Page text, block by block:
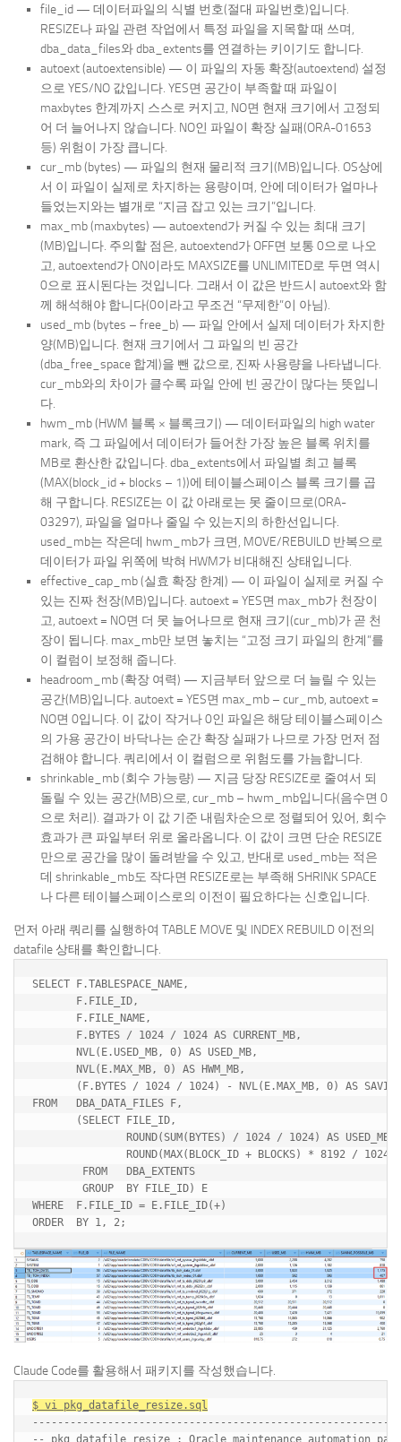
file_id — 데이터파일의 식별 번호(절대 파일번호)입니다.
RESIZE나 파일 관련 작업에서 특정 파일을 지목할 때 쓰며,
dba_data_files와 dba_extents를 연결하는 키이기도 합니다.
autoext (autoextensible) — 이 파일의 자동 확장(autoextend) 설정
으로 YES/NO 값입니다. YES면 공간이 부족할 때 파일이
maxbytes 한계까지 스스로 커지고, NO면 현재 크기에서 고정되
어 더 늘어나지 않습니다. NO인 파일이 확장 실패(ORA-01653
등) 위험이 가장 큽니다.
cur_mb (bytes) — 파일의 현재 물리적 크기(MB)입니다. OS상에
서 이 파일이 실제로 차지하는 용량이며, 안에 데이터가 얼마나
들었는지와는 별개로 “지금 잡고 있는 크기”입니다.
max_mb (maxbytes) — autoextend가 커질 수 있는 최대 크기
(MB)입니다. 주의할 점은, autoextend가 OFF면 보통 0으로 나오
고, autoextend가 ON이라도 MAXSIZE를 UNLIMITED로 두면 역시
0으로 표시된다는 것입니다. 그래서 이 값은 반드시 autoext와 함
께 해석해야 합니다(0이라고 무조건 “무제한”이 아님).
used_mb (bytes – free_b) — 파일 안에서 실제 데이터가 차지한
양(MB)입니다. 현재 크기에서 그 파일의 빈 공간
(dba_free_space 합계)을 뺀 값으로, 진짜 사용량을 나타냅니다.
cur_mb와의 차이가 클수록 파일 안에 빈 공간이 많다는 뜻입니
다.
hwm_mb (HWM 블록 × 블록크기) — 데이터파일의 high water
mark, 즉 그 파일에서 데이터가 들어찬 가장 높은 블록 위치를
MB로 환산한 값입니다. dba_extents에서 파일별 최고 블록
(MAX(block_id + blocks – 1))에 테이블스페이스 블록 크기를 곱
해 구합니다. RESIZE는 이 값 아래로는 못 줄이므로(ORA-
03297), 파일을 얼마나 줄일 수 있는지의 하한선입니다.
used_mb는 작은데 hwm_mb가 크면, MOVE/REBUILD 반복으로
데이터가 파일 위쪽에 박혀 HWM가 비대해진 상태입니다.
effective_cap_mb (실효 확장 한계) — 이 파일이 실제로 커질 수
있는 진짜 천장(MB)입니다. autoext = YES면 max_mb가 천장이
고, autoext = NO면 더 못 늘어나므로 현재 크기(cur_mb)가 곧 천
장이 됩니다. max_mb만 보면 놓치는 “고정 크기 파일의 한계”를
이 컬럼이 보정해 줍니다.
headroom_mb (확장 여력) — 지금부터 앞으로 더 늘릴 수 있는
공간(MB)입니다. autoext = YES면 max_mb – cur_mb, autoext =
NO면 0입니다. 이 값이 작거나 0인 파일은 해당 테이블스페이스
의 가용 공간이 바닥나는 순간 확장 실패가 나므로 가장 먼저 점
검해야 합니다. 쿼리에서 이 컬럼으로 위험도를 가늠합니다.
shrinkable_mb (회수 가능량) — 지금 당장 RESIZE로 줄여서 되
돌릴 수 있는 공간(MB)으로, cur_mb – hwm_mb입니다(음수면 0
으로 처리). 결과가 이 값 기준 내림차순으로 정렬되어 있어, 회수
효과가 큰 파일부터 위로 올라옵니다. 이 값이 크면 단순 RESIZE
만으로 공간을 많이 돌려받을 수 있고, 반대로 used_mb는 적은
데 shrinkable_mb도 작다면 RESIZE로는 부족해 SHRINK SPACE
나 다른 테이블스페이스로의 이전이 필요하다는 신호입니다.
먼저 아래 쿼리를 실행하여 TABLE MOVE 및 INDEX REBUILD 이전의
datafile 상태를 확인합니다.
SELECT F.TABLESPACE_NAME,
       F.FILE_ID,
       F.FILE_NAME,
       F.BYTES / 1024 / 1024 AS CURRENT_MB,
       NVL(E.USED_MB, 0) AS USED_MB,
       NVL(E.MAX_MB, 0) AS HWM_MB,
(F.BYTES / 1024 / 1024) - NVL(E.MAX_MB, 0) AS
FROM   DBA_DATA_FILES F,
       (SELECT FILE_ID,
               ROUND(SUM(BYTES) / 1024 / 1024) AS USED_MB,
ROUND(MAX(BLOCK_ID + BLOCKS) * 8192 / 1024
        FROM   DBA_EXTENTS
        GROUP  BY FILE_ID) E
WHERE  F.FILE_ID = E.FILE_ID(+)
Claude Code를 활용해서 패키지를 작성했습니다.
$ vi pkg_datafile_resize.sql
-- pkg_datafile_resize : Oracle maintenance automation